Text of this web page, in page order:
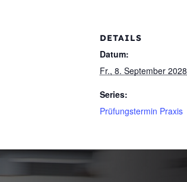
DETAILS
Datum:
Fr., 8. September 2028
Series:
Prüfungstermin Praxis